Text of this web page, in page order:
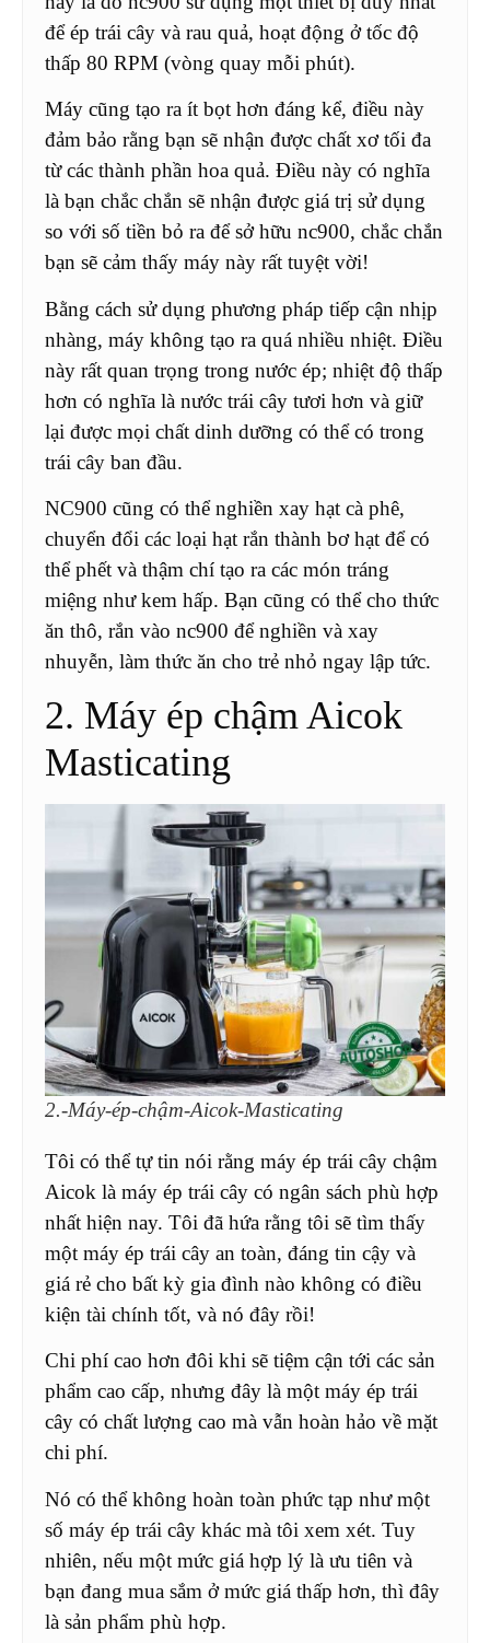
để ép trái cây và rau quả, hoạt động ở tốc độ
thấp 80 RPM (vòng quay mỗi phút).
Máy cũng tạo ra ít bọt hơn đáng kể, điều này
đảm bảo rằng bạn sẽ nhận được chất xơ tối đa
từ các thành phần hoa quả. Điều này có nghĩa
là bạn chắc chắn sẽ nhận được giá trị sử dụng
so với số tiền bỏ ra để sở hữu nc900, chắc chắn
bạn sẽ cảm thấy máy này rất tuyệt vời!
Bằng cách sử dụng phương pháp tiếp cận nhịp
nhàng, máy không tạo ra quá nhiều nhiệt. Điều
này rất quan trọng trong nước ép; nhiệt độ thấp
hơn có nghĩa là nước trái cây tươi hơn và giữ
lại được mọi chất dinh dưỡng có thể có trong
trái cây ban đầu.
NC900 cũng có thể nghiền xay hạt cà phê,
chuyển đổi các loại hạt rắn thành bơ hạt để có
thể phết và thậm chí tạo ra các món tráng
miệng như kem hấp. Bạn cũng có thể cho thức
ăn thô, rắn vào nc900 để nghiền và xay
nhuyễn, làm thức ăn cho trẻ nhỏ ngay lập tức.
2. Máy ép chậm Aicok
Masticating
2.-Máy-ép-chậm-Aicok-Masticating
Tôi có thể tự tin nói rằng máy ép trái cây chậm
Aicok là máy ép trái cây có ngân sách phù hợp
nhất hiện nay. Tôi đã hứa rằng tôi sẽ tìm thấy
một máy ép trái cây an toàn, đáng tin cậy và
giá rẻ cho bất kỳ gia đình nào không có điều
kiện tài chính tốt, và nó đây rồi!
Chi phí cao hơn đôi khi sẽ tiệm cận tới các sản
phẩm cao cấp, nhưng đây là một máy ép trái
cây có chất lượng cao mà vẫn hoàn hảo về mặt
chi phí.
Nó có thể không hoàn toàn phức tạp như một
số máy ép trái cây khác mà tôi xem xét. Tuy
nhiên, nếu một mức giá hợp lý là ưu tiên và
bạn đang mua sắm ở mức giá thấp hơn, thì đây
là sản phẩm phù hợp.